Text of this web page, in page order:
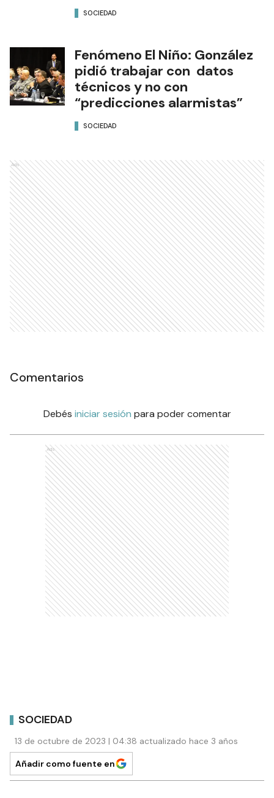
SOCIEDAD
Fenómeno El Niño: González
pidió trabajar con datos
técnicos y no con
“predicciones alarmistas”
SOCIEDAD
Ads
Comentarios
Debés iniciar sesión para poder comentar
Ads
SOCIEDAD
13 de octubre de 2023 | 04:38 actualizado hace 3 años
Añadir como fuente en